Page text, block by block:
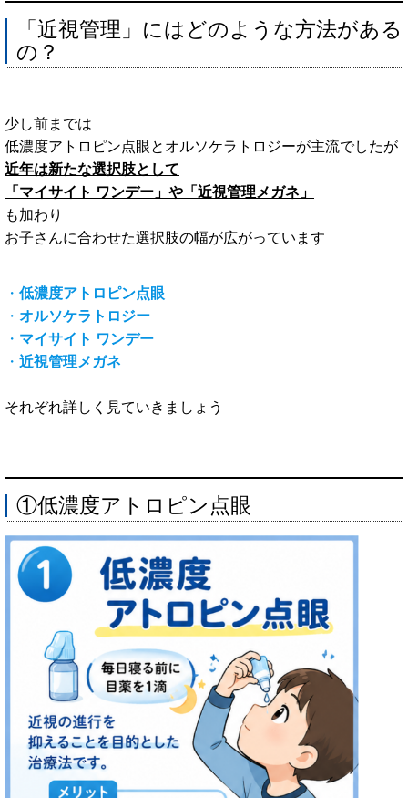
「近視管理」にはどのような方法がある
の？
少し前までは
低濃度アトロピン点眼とオルソケラトロジーが主流でしたが
近年は新たな選択肢として
「マイサイト ワンデー」や「近視管理メガネ」
も加わり
お子さんに合わせた選択肢の幅が広がっています
・ 低濃度アトロピン点眼
・ オルソケラトロジー
・ マイサイト ワンデー
・ 近視管理メガネ
それぞれ詳しく見ていきましょう
①低濃度アトロピン点眼